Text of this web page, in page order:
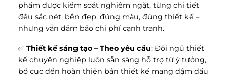
phẩm được kiểm soát nghiêm ngặt, từng chi tiết
đều sắc nét, bền đẹp, đúng màu, đúng thiết kế –
nhưng vẫn đảm bảo chi phí cạnh tranh.
✅ Thiết kế sáng tạo – Theo yêu cầu: Đội ngũ thiết
kế chuyên nghiệp luôn sẵn sàng hỗ trợ từ ý tưởng,
bố cục đến hoàn thiện bản thiết kế mang đậm dấu